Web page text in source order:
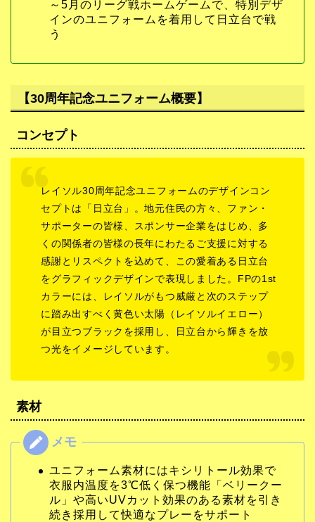
～5月のリーグ戦ホームゲームで、特別デザ
インのユニフォームを着用して日立台で戦
う
【30周年記念ユニフォーム概要】
コンセプト
レイソル30周年記念ユニフォームのデザインコン
セプトは「日立台」。地元住民の方々、ファン・
サポーターの皆様、スポンサー企業をはじめ、多
くの関係者の皆様の長年にわたるご支援に対する
感謝とリスペクトを込めて、この愛着ある日立台
をグラフィックデザインで表現しました。FPの1st
カラーには、レイソルがもつ威厳と次のステップ
に踏み出すべく黄色い太陽（レイソルイエロー）
が目立つブラックを採用し、日立台から輝きを放
つ光をイメージしています。
素材
ユニフォーム素材にはキシリトール効果で
衣服内温度を3℃低く保つ機能「ベリークー
ル」や高いUVカット効果のある素材を引き
続き採用して快適なプレーをサポート